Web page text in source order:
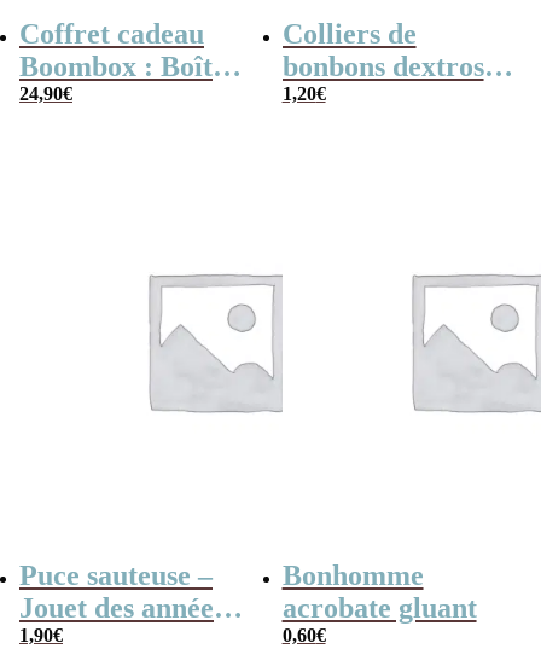
Coffret cadeau
Boombox : Boîte
bonbons des
24,90€
Colliers de
bonbons dextrose
x2
1,20€
Puce sauteuse –
Jouet des années
80
1,90€
Bonhomme
acrobate gluant
0,60€